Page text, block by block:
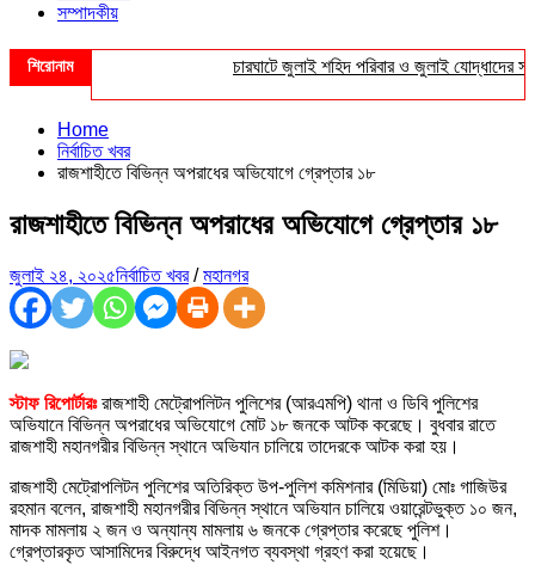
সম্পাদকীয়
শিরোনাম চারঘাটে জুলাই শহিদ পরিবার ও জুলাই যোদ্ধাদের
Home
নির্বাচিত খবর
রাজশাহীতে বিভিন্ন অপরাধের অভিযোগে গ্রেপ্তার ১৮
রাজশাহীতে বিভিন্ন অপরাধের অভিযোগে গ্রেপ্তার ১৮
জুলাই ২৪, ২০২৫নির্বাচিত খবর/মহানগর
স্টাফ রিপোর্টারঃরাজশাহী মেট্রোপলিটন পুলিশের (আরএমপি) থানা ও ডিবি পুলিশের
অভিযানে বিভিন্ন অপরাধের অভিযোগে মোট ১৮ জনকে আটক করেছে। বুধবার রাতে
রাজশাহী মহানগরীর বিভিন্ন স্থানে অভিযান চালিয়ে তাদেরকে আটক করা হয়।
রাজশাহী মেট্রোপলিটন পুলিশের অতিরিক্ত উপ-পুলিশ কমিশনার (মিডিয়া) মোঃ গাজিউর
রহমান বলেন, রাজশাহী মহানগরীর বিভিন্ন স্থানে অভিযান চালিয়ে ওয়ারেন্টভুক্ত ১০ জন,
মাদক মামলায় ২ জন ও অন্যান্য মামলায় ৬ জনকে গ্রেপ্তার করেছে পুলিশ।
গ্রেপ্তারকৃত আসামিদের বিরুদ্ধে আইনগত ব্যবস্থা গ্রহণ করা হয়েছে।